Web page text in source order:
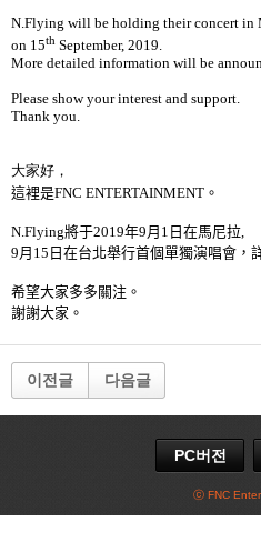
N.Flying will be holding their concert in
on 15th September, 2019.
More detailed information will be
Please show your interest and support.
Thank you.
大家好，
這裡是FNC ENTERTAINMENT 。
N.Flying將于2019年9 月 1 日在馬尼拉
9 月 15 日在台北舉行首個單獨演唱會 ，
希望大家多多關注 。
謝謝大家 。
이전글 다음글
PC버전
ⓒ FNC